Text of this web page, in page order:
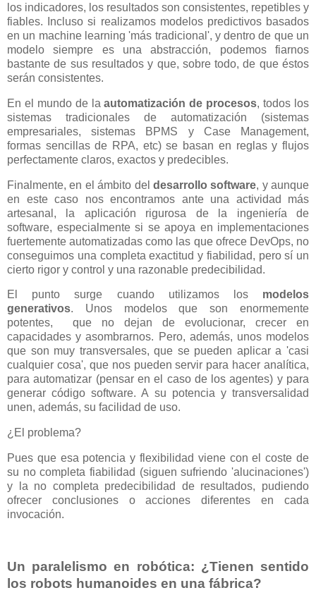
los indicadores, los resultados son consistentes, repetibles y
fiables. Incluso si realizamos modelos predictivos basados
en un machine learning 'más tradicional', y dentro de que un
modelo siempre es una abstracción, podemos fiarnos
bastante de sus resultados y que, sobre todo, de que éstos
serán consistentes.
En el mundo de laautomatización de procesos, todos los
sistemas tradicionales de automatización (sistemas
empresariales, sistemas BPMS y Case Management,
formas sencillas de RPA, etc) se basan en reglas y flujos
perfectamente claros, exactos y predecibles.
Finalmente, en el ámbito del desarrollo software, y aunque
en este caso nos encontramos ante una actividad más
artesanal, la aplicación rigurosa de la ingeniería de
software, especialmente si se apoya en implementaciones
fuertemente automatizadas como las que ofrece DevOps, no
conseguimos una completa exactitud y fiabilidad, pero sí un
cierto rigor y control y una razonable predecibilidad.
El punto surge cuando utilizamos los modelos
generativos. Unos modelos que son enormemente
potentes, que no dejan de evolucionar, crecer en
capacidades y asombrarnos. Pero, además, unos modelos
que son muy transversales, que se pueden aplicar a 'casi
cualquier cosa', que nos pueden servir para hacer analítica,
para automatizar (pensar en el caso de los agentes) y para
generar código software. A su potencia y transversalidad
unen, además, su facilidad de uso.
¿El problema?
Pues que esa potencia y flexibilidad viene con el coste de
su no completa fiabilidad (siguen sufriendo 'alucinaciones')
y la no completa predecibilidad de resultados, pudiendo
ofrecer conclusiones o acciones diferentes en cada
invocación.
Un paralelismo en robótica: ¿Tienen sentido
los robots humanoides en una fábrica?